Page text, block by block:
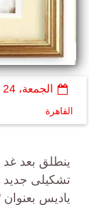
الجمعة، 24 أكتوبر 2025
القاهرة
تشكيلى جديد
ياديس